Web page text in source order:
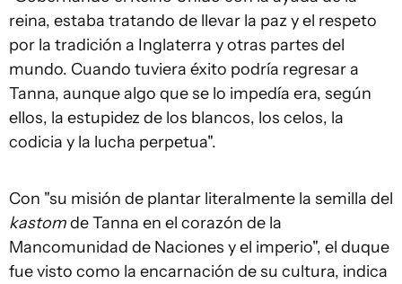
reina, estaba tratando de llevar la paz y el respeto
por la tradición a Inglaterra y otras partes del
mundo. Cuando tuviera éxito podría regresar a
Tanna, aunque algo que se lo impedía era, según
ellos, la estupidez de los blancos, los celos, la
codicia y la lucha perpetua".
Con "su misión de plantar literalmente la semilla del
kastomde Tanna en el corazón de la
Mancomunidad de Naciones y el imperio", el duque
fue visto como la encarnación de su cultura, indica